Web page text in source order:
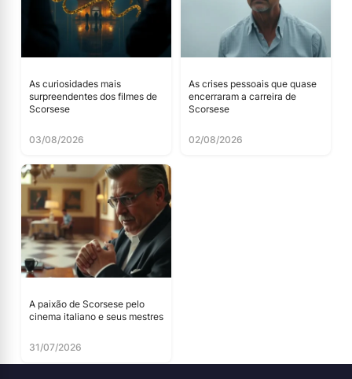
As curiosidades mais
surpreendentes dos filmes de
Scorsese
03/08/2026
As crises pessoais que quase
encerraram a carreira de
Scorsese
02/08/2026
A paixão de Scorsese pelo
cinema italiano e seus mestres
31/07/2026